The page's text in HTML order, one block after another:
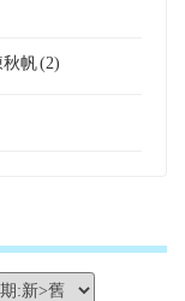
秋帆(2)